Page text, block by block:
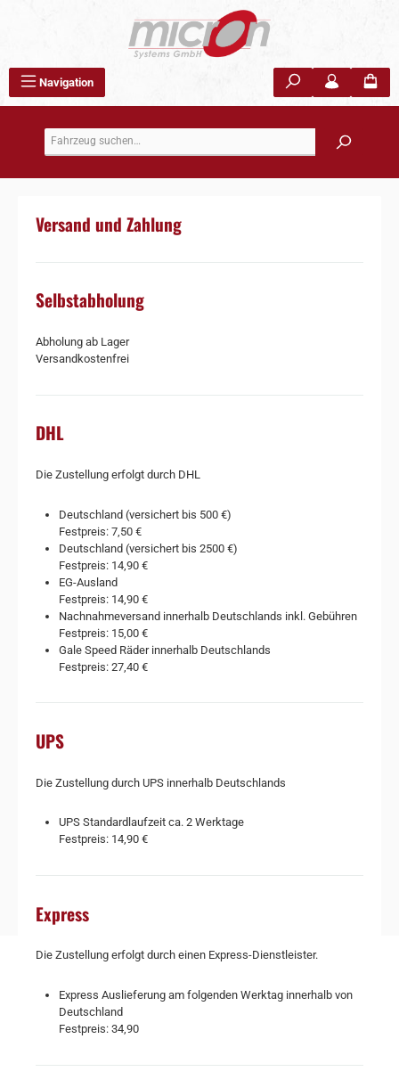
Navigation
Versand und Zahlung
Selbstabholung
Abholung ab Lager
Versandkostenfrei
DHL
Die Zustellung erfolgt durch DHL
Deutschland (versichert bis 500 €)
Festpreis: 7,50 €
Deutschland (versichert bis 2500 €)
Festpreis: 14,90 €
EG-Ausland
Festpreis: 14,90 €
Nachnahmeversand innerhalb Deutschlands inkl. Gebühren
Festpreis: 15,00 €
Gale Speed Räder innerhalb Deutschlands
Festpreis: 27,40 €
UPS
Die Zustellung durch UPS innerhalb Deutschlands
UPS Standardlaufzeit ca. 2 Werktage
Festpreis: 14,90 €
Express
Die Zustellung erfolgt durch einen Express-Dienstleister.
Express Auslieferung am folgenden Werktag innerhalb von
Deutschland
Festpreis: 34,90